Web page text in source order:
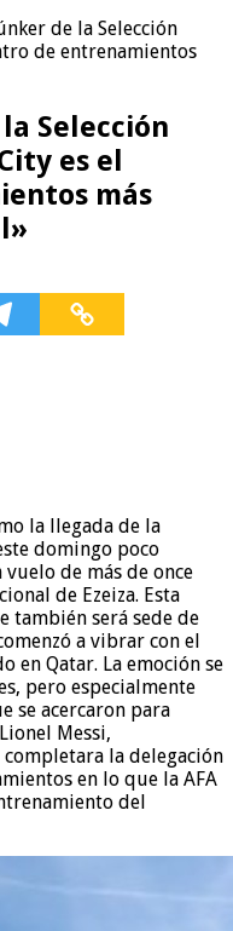
de la Selección
de entrenamientos
Selección
es el
más
la llegada de la
domingo poco
de más de once
de Ezeiza. Esta
también será sede de
a vibrar con el
en Qatar. La emoción se
pero especialmente
se acercaron para
Messi,
la delegación
en lo que la AFA
del